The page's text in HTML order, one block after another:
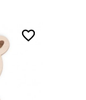
favorite_border